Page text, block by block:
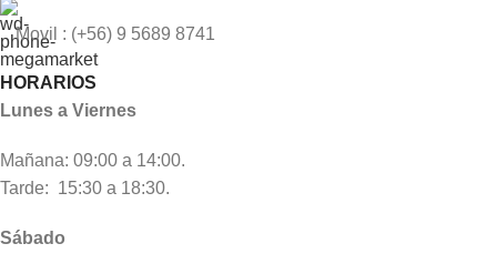
Movil : (+56) 9 5689 8741
HORARIOS
Lunes a Viernes
Mañana: 09:00 a 14:00.
Tarde: 15:30 a 18:30.
Sábado